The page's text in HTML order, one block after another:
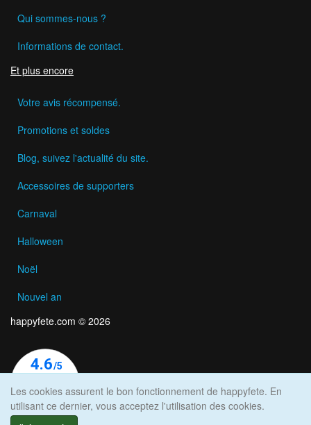
Qui sommes-nous ?
Informations de contact.
Et plus encore
Votre avis récompensé.
Promotions et soldes
Blog, suivez l'actualité du site.
Accessoires de supporters
Carnaval
Halloween
Noël
Nouvel an
happyfete.com © 2026
Les cookies assurent le bon fonctionnement de happyfete. En
utilisant ce dernier, vous acceptez l'utilisation des cookies.